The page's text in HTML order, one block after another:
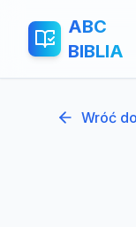
ABC
BIBLIA
Wróć